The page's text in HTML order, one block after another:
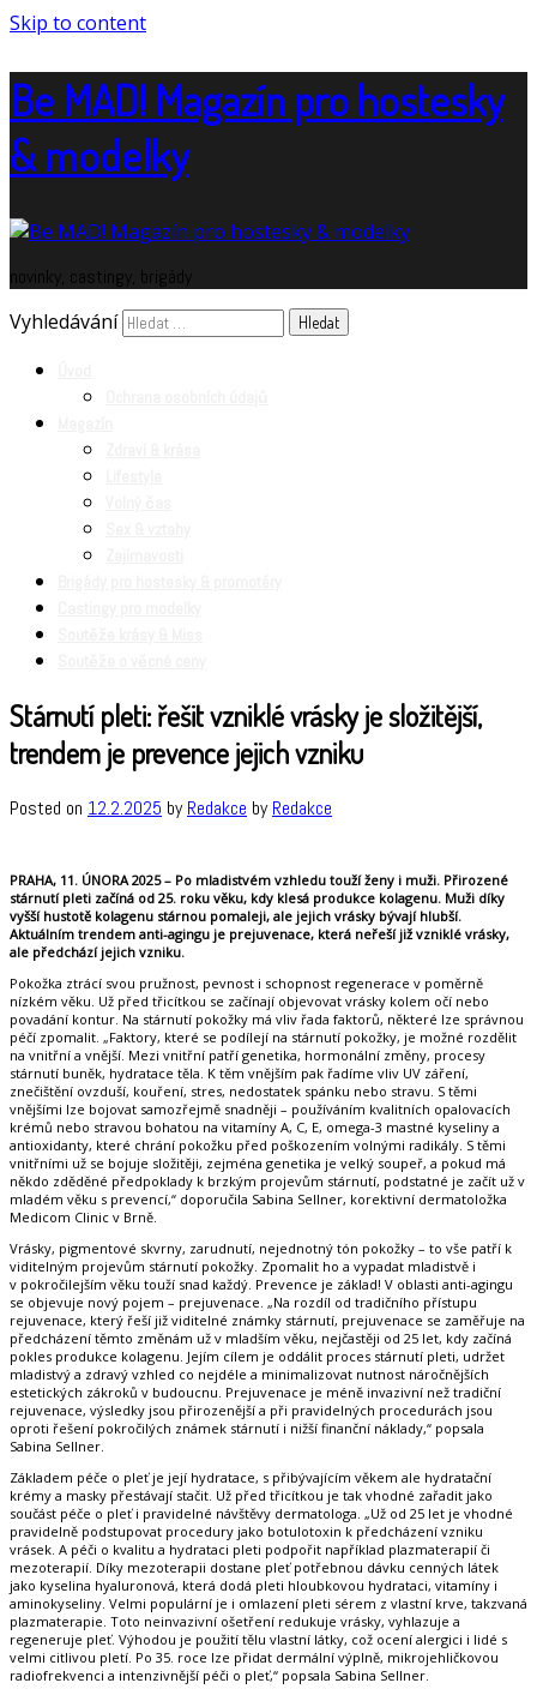
Skip to content
Be MAD! Magazín pro hostesky
& modelky
novinky, castingy, brigády
Vyhledávání
Stárnutí pleti: řešit vzniklé vrásky je složitější,
trendem je prevence jejich vzniku
Posted on 12.2.2025 byRedakce byRedakce
PRAHA, 11. ÚNORA 2025 – Po mladistvém vzhledu touží ženy i muži. Přirozené
stárnutí pleti začíná od 25. roku věku, kdy klesá produkce kolagenu. Muži díky
vyšší hustotě kolagenu stárnou pomaleji, ale jejich vrásky bývají hlubší.
Aktuálním trendem anti-agingu je prejuvenace, která neřeší již vzniklé vrásky,
ale předchází jejich vzniku.
Pokožka ztrácí svou pružnost, pevnost i schopnost regenerace v poměrně
nízkém věku. Už před třicítkou se začínají objevovat vrásky kolem očí nebo
povadání kontur. Na stárnutí pokožky má vliv řada faktorů, některé lze správnou
péčí zpomalit. „Faktory, které se podílejí na stárnutí pokožky, je možné rozdělit
na vnitřní a vnější. Mezi vnitřní patří genetika, hormonální změny, procesy
stárnutí buněk, hydratace těla. K těm vnějším pak řadíme vliv UV záření,
znečištění ovzduší, kouření, stres, nedostatek spánku nebo stravu. S těmi
vnějšími lze bojovat samozřejmě snadněji – používáním kvalitních opalovacích
krémů nebo stravou bohatou na vitamíny A, C, E, omega-3 mastné kyseliny a
antioxidanty, které chrání pokožku před poškozením volnými radikály. S těmi
vnitřními už se bojuje složitěji, zejména genetika je velký soupeř, a pokud má
někdo zděděné předpoklady k brzkým projevům stárnutí, podstatné je začít už v
mladém věku s prevencí,“ doporučila Sabina Sellner, korektivní dermatoložka
Medicom Clinic v Brně.
Vrásky, pigmentové skvrny, zarudnutí, nejednotný tón pokožky – to vše patří k
viditelným projevům stárnutí pokožky. Zpomalit ho a vypadat mladistvě i
v pokročilejším věku touží snad každý. Prevence je základ! V oblasti anti-agingu
se objevuje nový pojem – prejuvenace. „Na rozdíl od tradičního přístupu
rejuvenace, který řeší již viditelné známky stárnutí, prejuvenace se zaměřuje na
předcházení těmto změnám už v mladším věku, nejčastěji od 25 let, kdy začíná
pokles produkce kolagenu. Jejím cílem je oddálit proces stárnutí pleti, udržet
mladistvý a zdravý vzhled co nejdéle a minimalizovat nutnost náročnějších
estetických zákroků v budoucnu. Prejuvenace je méně invazivní než tradiční
rejuvenace, výsledky jsou přirozenější a při pravidelných procedurách jsou
oproti řešení pokročilých známek stárnutí i nižší finanční náklady,“ popsala
Sabina Sellner.
Základem péče o pleť je její hydratace, s přibývajícím věkem ale hydratační
krémy a masky přestávají stačit. Už před třicítkou je tak vhodné zařadit jako
součást péče o pleť i pravidelné návštěvy dermatologa. „Už od 25 let je vhodné
pravidelně podstupovat procedury jako botulotoxin k předcházení vzniku
vrásek. A péči o kvalitu a hydrataci pleti podpořit například plazmaterapií či
mezoterapií. Díky mezoterapii dostane pleť potřebnou dávku cenných látek
jako kyselina hyaluronová, která dodá pleti hloubkovou hydrataci, vitamíny i
aminokyseliny. Velmi populární je i omlazení pleti sérem z vlastní krve, takzvaná
plazmaterapie. Toto neinvazivní ošetření redukuje vrásky, vyhlazuje a
regeneruje pleť. Výhodou je použití tělu vlastní látky, což ocení alergici i lidé s
velmi citlivou pletí. Po 35. roce lze přidat dermální výplně, mikrojehličkovou
radiofrekvenci a intenzivnější péči o pleť,“ popsala Sabina Sellner.